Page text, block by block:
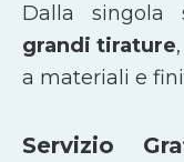
Dalla singola
grandi tirature
a materiali e
Servizio